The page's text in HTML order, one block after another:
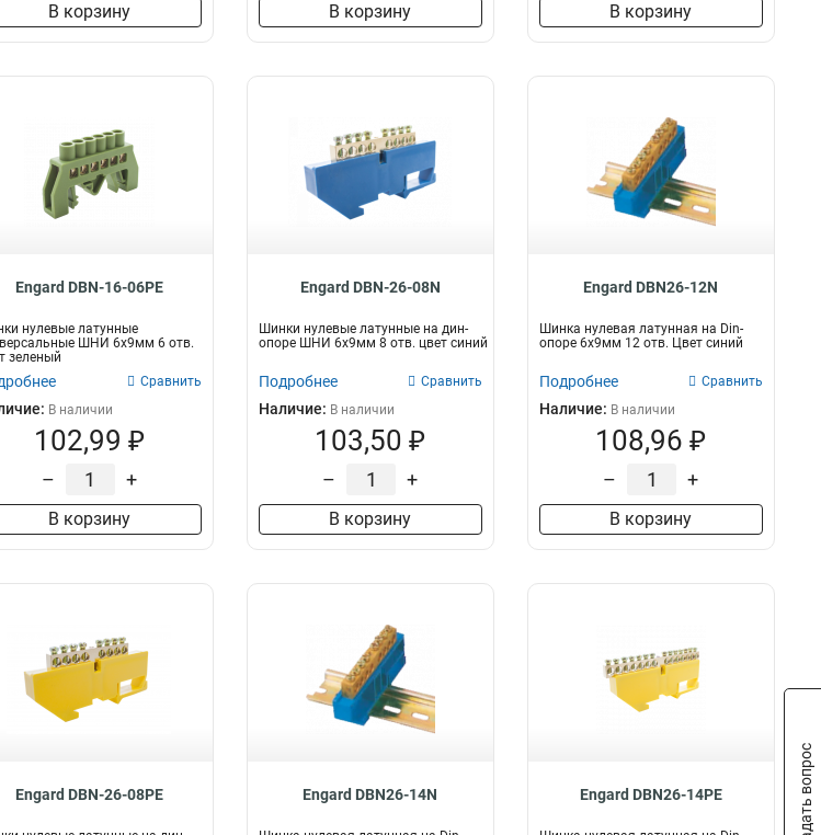
В корзину В корзину В корзину
Engard DBN-16-06PE
нулевые латунные
ШНИ 6х9мм 6 отв.
зеленый
Сравнить
В наличии
102,99 ₽
– +
В корзину
Engard DBN-26-08N
Шинки нулевые латунные на дин-
опоре ШНИ 6х9мм 8 отв. цвет синий
Подробнее Сравнить
Наличие: В наличии
103,50 ₽
– +
В корзину
Engard DBN26-12N
Шинка нулевая латунная на Din-
опоре 6х9мм 12 отв. Цвет синий
Подробнее Сравнить
Наличие: В наличии
108,96 ₽
– +
В корзину
Engard DBN-26-08PE Engard DBN26-14N Engard DBN26-14PE Задать вопрос